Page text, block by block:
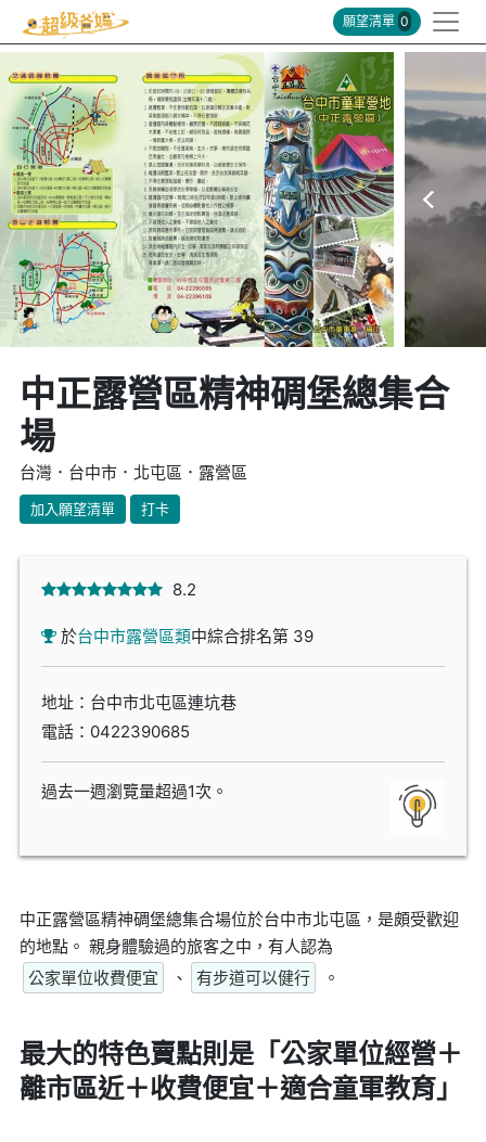
願望清單 0
中正露營區精神碉堡總集合
場
台灣．台中市．北屯區．露營區
加入願望清單 打卡
8.2
於台中市露營區類中綜合排名第 39
地址：台中市北屯區連坑巷
電話： 0422390685
過去一週瀏覽量超過1次。
中正露營區精神碉堡總集合場位於台中市北屯區，是頗受歡迎
的地點。 親身體驗過的旅客之中，有人認為
公家單位收費便宜
、 有步道可以健行 。
最大的特色賣點則是「公家單位經營＋
離市區近＋收費便宜＋適合童軍教育」